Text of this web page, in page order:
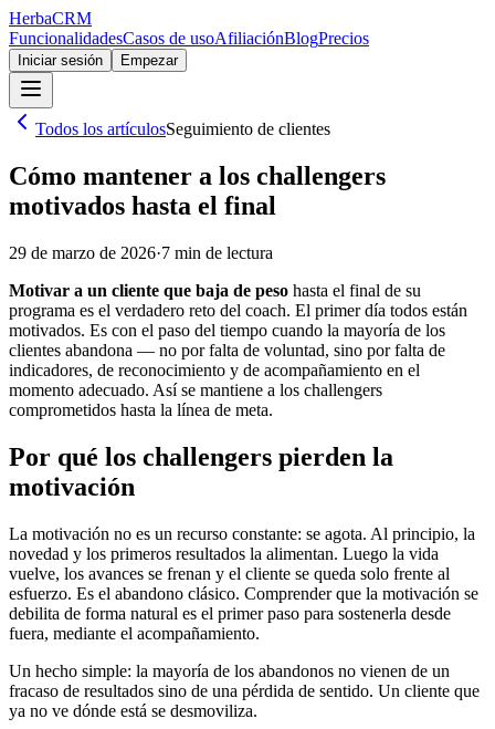
HerbaCRM
FuncionalidadesCasos de usoAfiliaciónBlogPrecios
Iniciar sesión Empezar
Todos los artículosSeguimiento de clientes
Cómo mantener a los challengers
motivados hasta el final
29 de marzo de 2026·7 min de lectura
Motivar a un cliente que baja de peso hasta el final de su
programa es el verdadero reto del coach. El primer día todos están
motivados. Es con el paso del tiempo cuando la mayoría de los
clientes abandona — no por falta de voluntad, sino por falta de
indicadores, de reconocimiento y de acompañamiento en el
momento adecuado. Así se mantiene a los challengers
comprometidos hasta la línea de meta.
Por qué los challengers pierden la
motivación
La motivación no es un recurso constante: se agota. Al principio, la
novedad y los primeros resultados la alimentan. Luego la vida
vuelve, los avances se frenan y el cliente se queda solo frente al
esfuerzo. Es el abandono clásico. Comprender que la motivación se
debilita de forma natural es el primer paso para sostenerla desde
fuera, mediante el acompañamiento.
Un hecho simple: la mayoría de los abandonos no vienen de un
fracaso de resultados sino de una pérdida de sentido. Un cliente que
ya no ve dónde está se desmoviliza.